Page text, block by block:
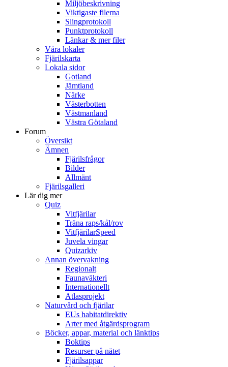
Miljöbeskrivning
Viktigaste filerna
Slingprotokoll
Punktprotokoll
Länkar & mer filer
Våra lokaler
Fjärilskarta
Lokala sidor
Gotland
Jämtland
Närke
Västerbotten
Västmanland
Västra Götaland
Forum
Översikt
Ämnen
Fjärilsfrågor
Bilder
Allmänt
Fjärilsgalleri
Lär dig mer
Quiz
Vitfjärilar
Träna raps/kål/rov
VitfjärilarSpeed
Juvela vingar
Quizarkiv
Annan övervakning
Regionalt
Faunaväkteri
Internationellt
Atlasprojekt
Naturvård och fjärilar
EUs habitatdirektiv
Arter med åtgärdsprogram
Böcker, appar, material och länktips
Boktips
Resurser på nätet
Fjärilsappar